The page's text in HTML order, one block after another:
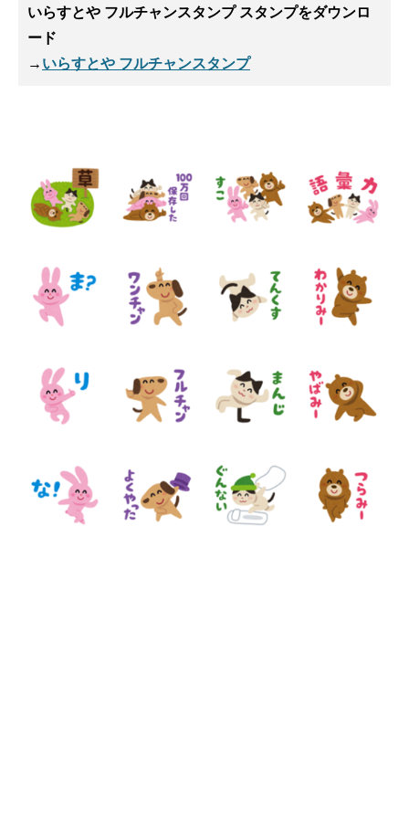
いらすとや フルチャンスタンプ スタンプをダウンロ
ード
→ いらすとや フルチャンスタンプ